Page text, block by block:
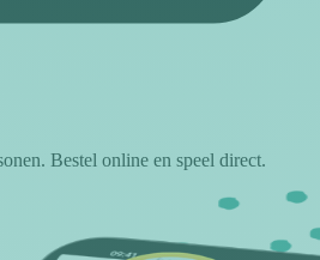
Bestel online en speel direct.